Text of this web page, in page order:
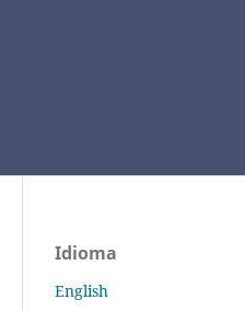
Idioma
English